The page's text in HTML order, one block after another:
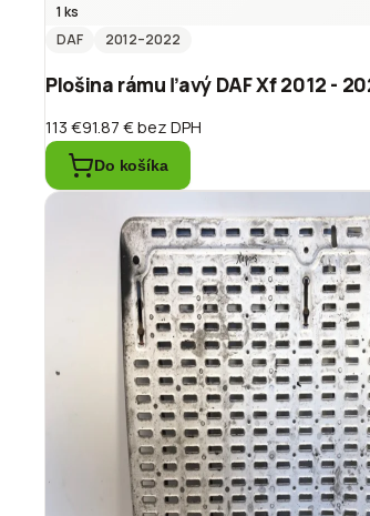
1 ks
DAF
2012–2022
Plošina rámu ľavý DAF Xf 2012 -
113 €91.87 €bez DPH
Do košíka